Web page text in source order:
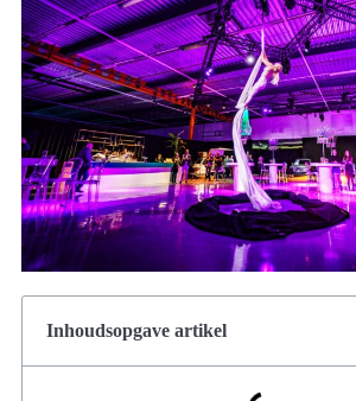
Inhoudsopgave artikel